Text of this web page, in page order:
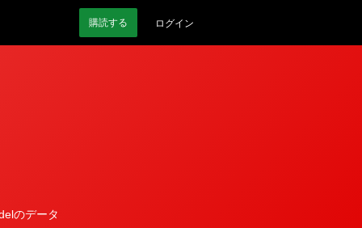
購読する ログイン
のデータ